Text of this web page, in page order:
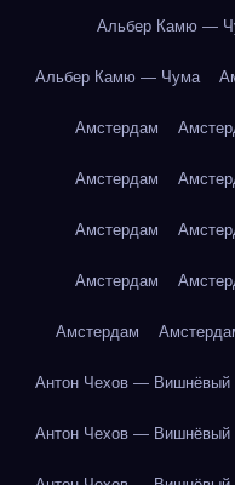
Альбер Камю —
Альбер Камю — Чума
Амстердам
Амстердам
Амстердам
Амстердам
Амстердам
Антон Чехов — Вишнёвый
Антон Чехов — Вишнёвый